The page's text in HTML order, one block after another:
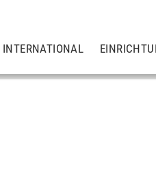
INTERNATIONAL